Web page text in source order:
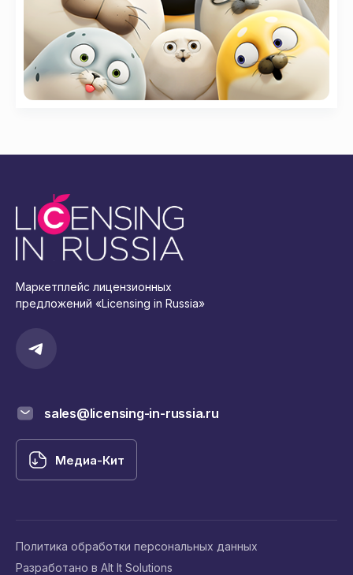
Маркетплейс лицензионных
предложений «Licensing in Russia»
sales@licensing-in-russia.ru
Медиа-Кит
Политика обработки персональных данных
Разработано в Alt It Solutions